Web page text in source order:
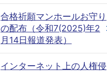
合格祈願マンホールお守り
の配布（令和7(2025)年2
月14日報道発表）
インターネット上の人権侵